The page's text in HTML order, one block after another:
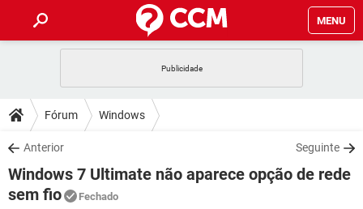
MENU
CELULAR
OUTLOOK
INSTAGRAM GMAIL
GUIA DE COMPRAS
DICAS
JOGOS
OUTLOOK
DOWNLOADS
JOGOS WHATSAPP
CELULAR
FÓRUM
Fórum Windows
Anterior Seguinte
Windows 7 Ultimate não aparece opção de rede
sem fio
Fechado